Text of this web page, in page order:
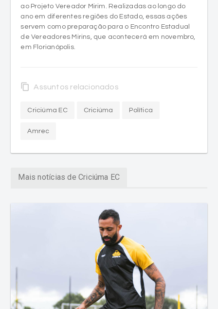
ao Projeto Vereador Mirim. Realizadas ao longo do
ano em diferentes regiões do Estado, essas ações
servem como preparação para o Encontro Estadual
de Vereadores Mirins, que acontecerá em novembro,
em Florianópolis.
content_copy Assuntos relacionados
Criciúma EC Criciúma Política
Amrec
Mais notícias de Criciúma EC